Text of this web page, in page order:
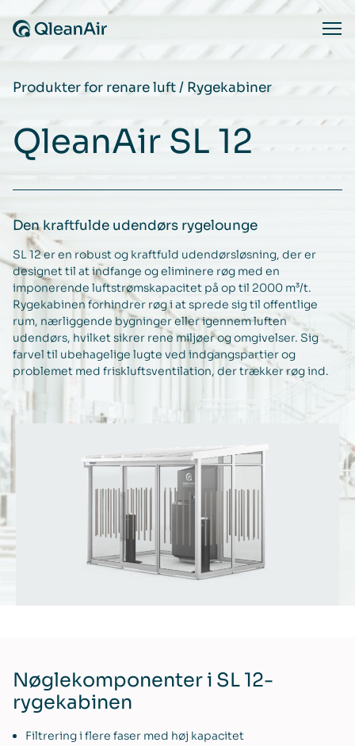
Spring til indhold
Produkter for renare luft/ Rygekabiner
QleanAir SL 12
Den kraftfulde udendørs rygelounge
SL 12 er en robust og kraftfuld udendørsløsning, der er
designet til at indfange og eliminere røg med en
imponerende luftstrømskapacitet på op til 2000 m³/t.
Rygekabinen forhindrer røg i at sprede sig til offentlige
rum, nærliggende bygninger eller igennem luften
udendørs, hvilket sikrer rene miljøer og omgivelser. Sig
farvel til ubehagelige lugte ved indgangspartier og
problemet med friskluftsventilation, der trækker røg ind.
Nøglekomponenter i SL 12-
rygekabinen
Filtrering i flere faser med høj kapacitet